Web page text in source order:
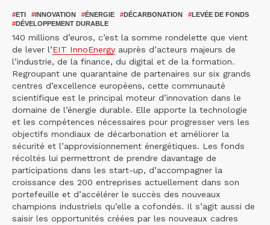
#ETI #INNOVATION #ÉNERGIE #DÉCARBONATION #LEVÉE DE FONDS
#DÉVELOPPEMENT DURABLE
140 millions d’euros, c’est la somme rondelette que vient
de lever l’EIT InnoEnergy auprès d’acteurs majeurs de
l’industrie, de la finance, du digital et de la formation.
Regroupant une quarantaine de partenaires sur six grands
centres d’excellence européens, cette communauté
scientifique est le principal moteur d’innovation dans le
domaine de l’énergie durable. Elle apporte la technologie
et les compétences nécessaires pour progresser vers les
objectifs mondiaux de décarbonation et améliorer la
sécurité et l’approvisionnement énergétiques. Les fonds
récoltés lui permettront de prendre davantage de
participations dans les start-up, d’accompagner la
croissance des 200 entreprises actuellement dans son
portefeuille et d’accélérer le succès des nouveaux
champions industriels qu’elle a cofondés. Il s’agit aussi de
saisir les opportunités créées par les nouveaux cadres